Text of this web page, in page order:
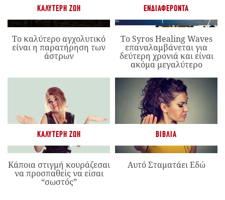
ΚΑΛΎΤΕΡΗ ΖΩΉ
Το καλύτερο αγχολυτικό
είναι η παρατήρηση των
άστρων
ΕΝΔΙΑΦΈΡΟΝΤΑ
Το Syros Healing Waves
επαναλαμβάνεται για
δεύτερη χρονιά και είναι
ακόμα μεγαλύτερο
ΚΑΛΎΤΕΡΗ ΖΩΉ
Κάποια στιγμή κουράζεσαι
να προσπαθείς να είσαι
“σωστός”
ΒΙΒΛΊΑ
Αυτό Σταματάει Εδώ